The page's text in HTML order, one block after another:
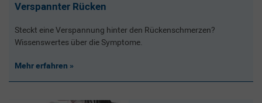
Verspannter Rücken
Steckt eine Verspannung hinter den Rückenschmerzen?
Wissenswertes über die Symptome.
Mehr erfahren